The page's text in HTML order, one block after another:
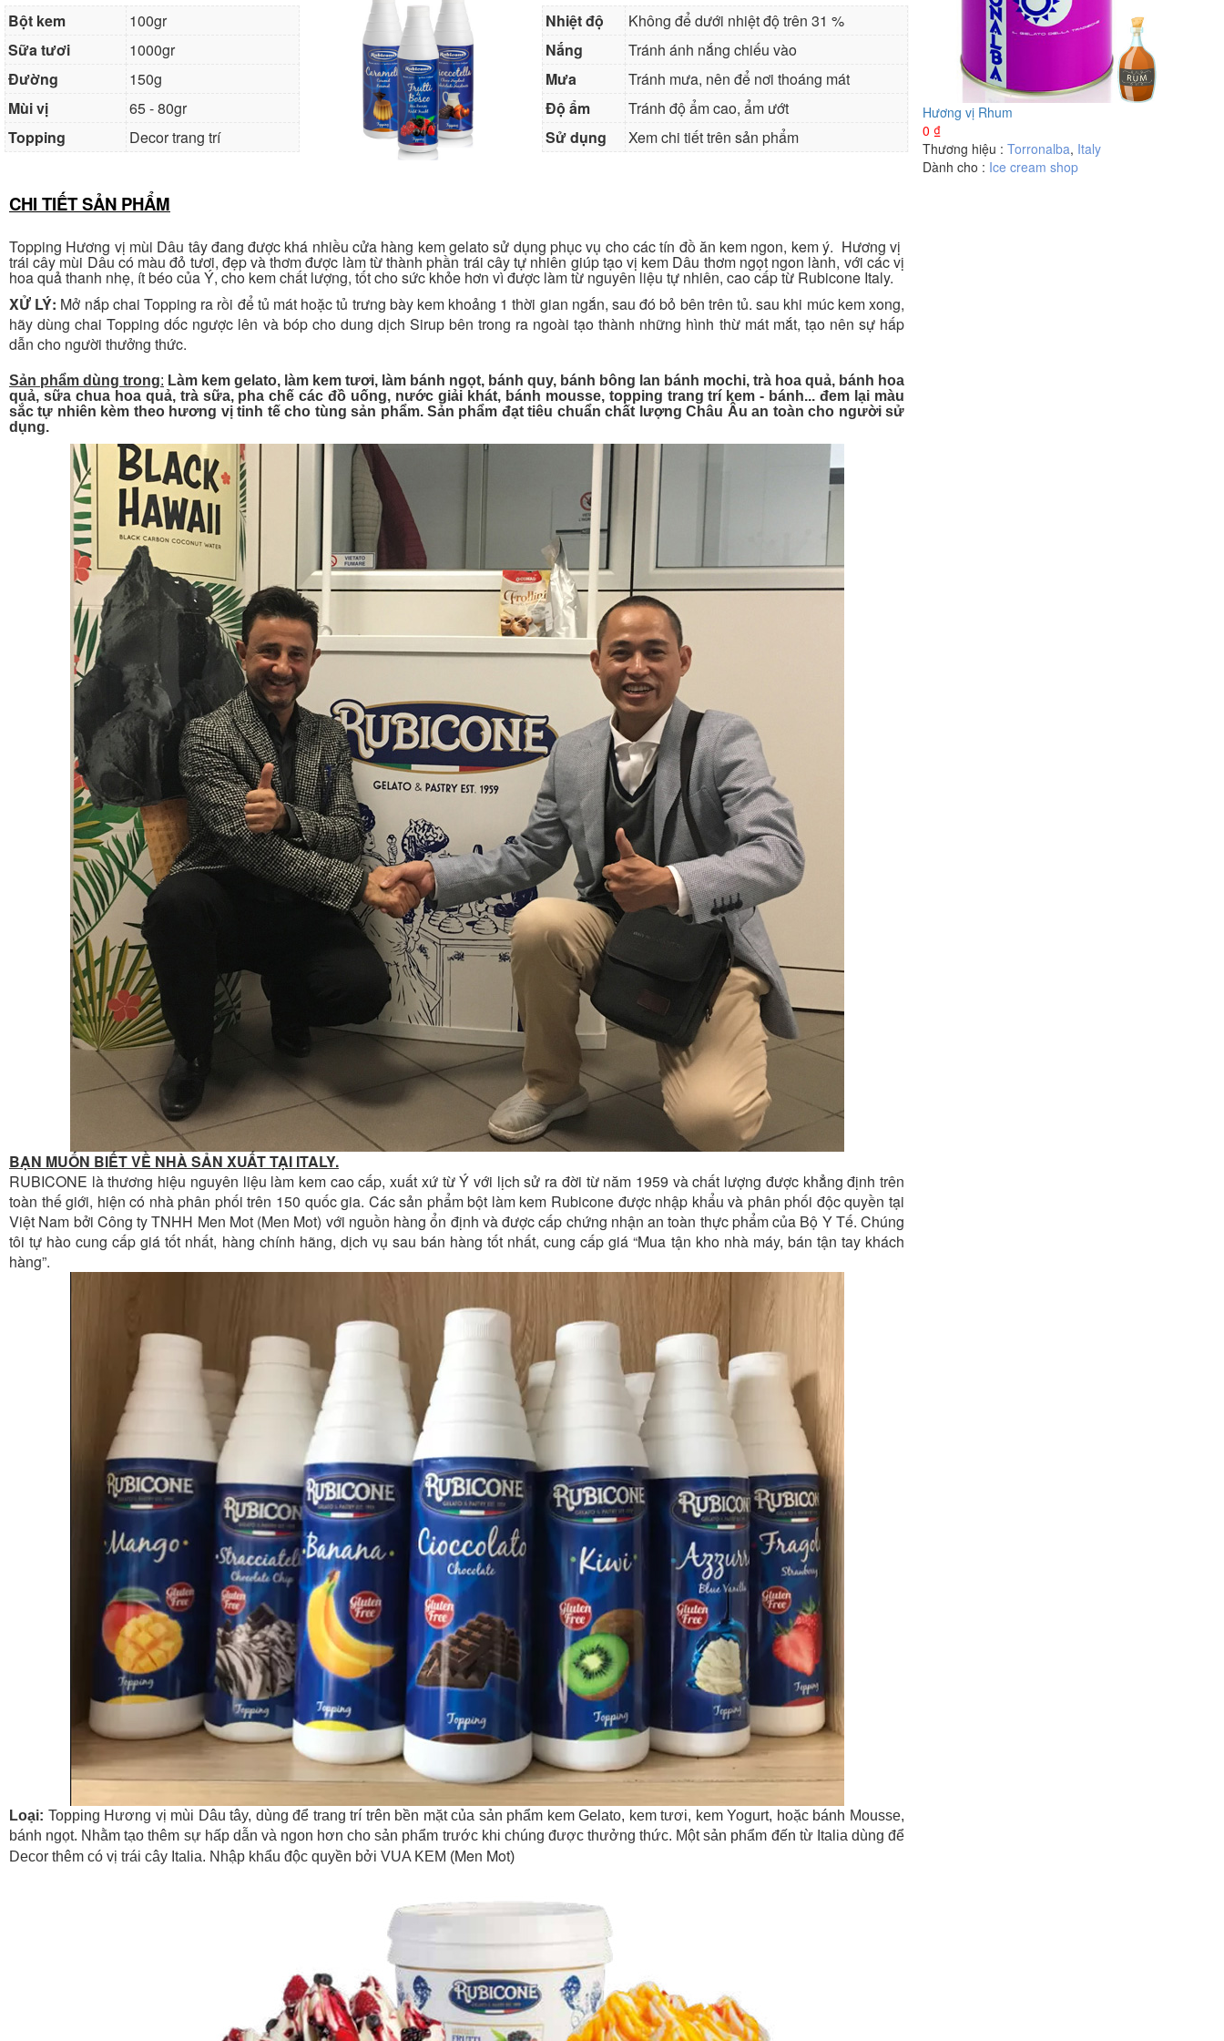
Bột kem
100gr
Sữa tươi
1000gr
Đường
150g
Mùi vị
65 - 80gr
Topping
Decor trang trí
Nhiệt độ
Không để dưới nhiệt độ trên 31 %
Nắng
Tránh ánh nắng chiếu vào
Mưa
Tránh mưa, nên để nơi thoáng mát
Độ ẩm
Tránh độ ẩm cao, ẩm ướt
Sử dụng
Xem chi tiết trên sản phẩm
CHI TIẾT SẢN PHẨM
Topping Hương vị mùi Dâu tây đang được khá nhiều cửa hàng kem gelato sử dụng phục vụ cho các tín đồ ăn kem ngon, kem ý. Hương vị
trái cây mùi Dâu có màu đỏ tươi, đẹp và thơm được làm từ thành phần trái cây tự nhiên giúp tạo vị kem Dâu thơm ngọt ngon lành, với các vị
hoa quả thanh nhẹ, ít béo của Ý, cho kem chất lượng, tốt cho sức khỏe hơn vì được làm từ nguyên liệu tự nhiên, cao cấp từ Rubicone Italy.
XỬ LÝ: Mở nắp chai Topping ra rồi để tủ mát hoặc tủ trưng bày kem khoảng 1 thời gian ngắn, sau đó bỏ bên trên tủ. sau khi múc kem xong,
hãy dùng chai Topping dốc ngược lên và bóp cho dung dịch Sirup bên trong ra ngoài tạo thành những hình thừ mát mắt, tạo nên sự hấp
dẫn cho người thưởng thức.
Sản phẩm dùng trong: Làm kem gelato, làm kem tươi, làm bánh ngọt, bánh quy, bánh bông lan bánh mochi, trà hoa quả, bánh hoa
quả, sữa chua hoa quả, trà sữa, pha chế các đồ uống, nước giải khát, bánh mousse, topping trang trí kem - bánh... đem lại màu
sắc tự nhiên kèm theo hương vị tinh tế cho tùng sản phẩm. Sản phẩm đạt tiêu chuẩn chất lượng Châu Âu an toàn cho người sử
dụng.
BẠN MUỐN BIẾT VỀ NHÀ SẢN XUẤT TẠI ITALY.
RUBICONE là thương hiệu nguyên liệu làm kem cao cấp, xuất xứ từ Ý với lịch sử ra đời từ năm 1959 và chất lượng được khẳng định trên
toàn thế giới, hiện có nhà phân phối trên 150 quốc gia. Các sản phẩm bột làm kem Rubicone được nhập khẩu và phân phối độc quyền tại
Việt Nam bởi Công ty TNHH Men Mot (Men Mot) với nguồn hàng ổn định và được cấp chứng nhận an toàn thực phẩm của Bộ Y Tế. Chúng
tôi tự hào cung cấp giá tốt nhất, hàng chính hãng, dịch vụ sau bán hàng tốt nhất, cung cấp giá “Mua tận kho nhà máy, bán tận tay khách
hàng”.
Loại: Topping Hương vị mùi Dâu tây, dùng để trang trí trên bền mặt của sản phẩm kem Gelato, kem tươi, kem Yogurt, hoặc bánh Mousse,
bánh ngọt. Nhằm tạo thêm sự hấp dẫn và ngon hơn cho sản phẩm trước khi chúng được thưởng thức. Một sản phẩm đến từ Italia dùng để
Decor thêm có vị trái cây Italia. Nhập khẩu độc quyền bởi VUA KEM (Men Mot)
Hương vị Rhum
0 ₫
Thương hiệu : Torronalba, Italy
Dành cho : Ice cream shop